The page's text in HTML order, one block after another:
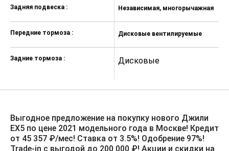
(фронтальные, боковые,
Противоугонная сигнализация,
Система информирования об
Механизм блокировки открывания
Крепления для детских кресел
стандарта ISOFIX на втором ряду
сидений
Задняя подвеска :
Передние тормоза :
Задние тормоза :
Независимая, многорычажная
Дисковые вентилируемые
Дисковые
Выгодное предложение на покупку нового Джили
ЕХ5 по цене 2021 модельного года в Москве! Кредит
от 45 357 ₽/мес! Ставка от 3.5%!️ Одобрение 97%!
Trade-in с выгодой до 200 000 ₽! Акции и скидки на